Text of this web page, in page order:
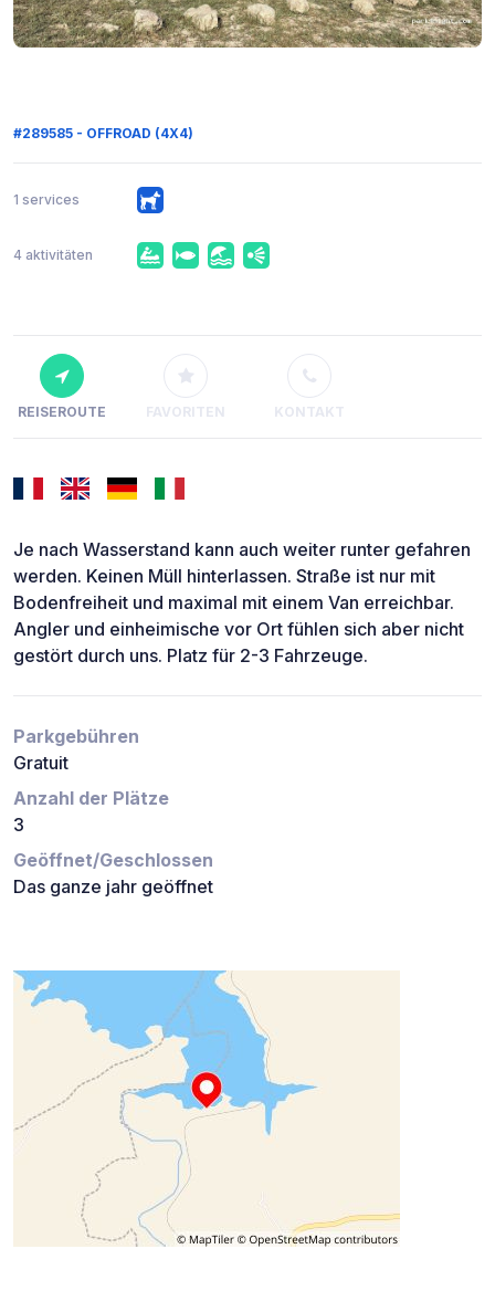
#289585 - OFFROAD (4X4)
1 services
4 aktivitäten
REISEROUTE FAVORITEN KONTAKT
Je nach Wasserstand kann auch weiter runter gefahren
werden. Keinen Müll hinterlassen. Straße ist nur mit
Bodenfreiheit und maximal mit einem Van erreichbar.
Angler und einheimische vor Ort fühlen sich aber nicht
gestört durch uns. Platz für 2-3 Fahrzeuge.
Parkgebühren
Gratuit
Anzahl der Plätze
3
Geöffnet/Geschlossen
Das ganze jahr geöffnet